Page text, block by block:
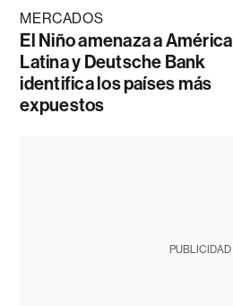
MERCADOS
El Niño amenaza a América
Latina y Deutsche Bank
identifica los países más
expuestos
PUBLICIDAD